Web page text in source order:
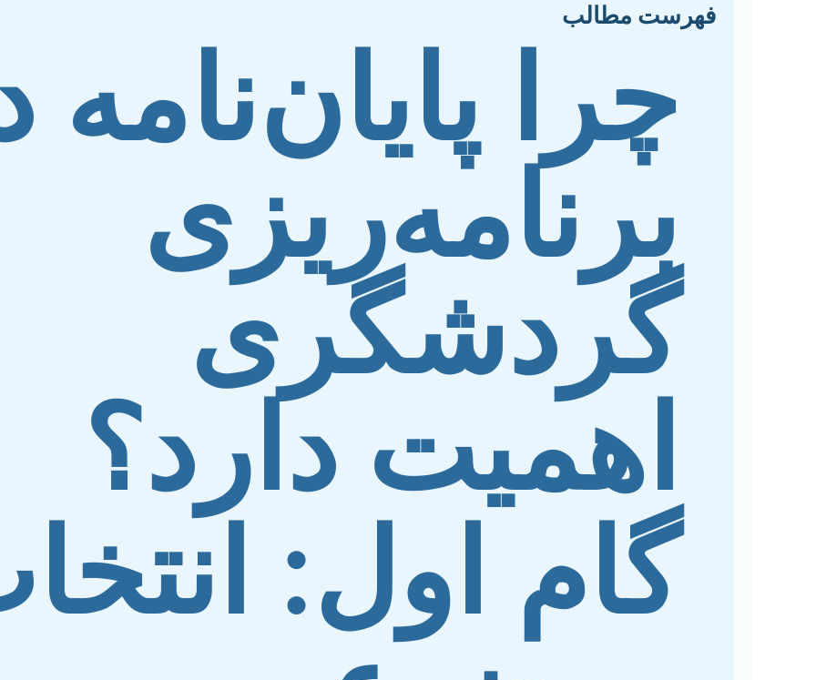
فهرست مطالب
چرا پایان‌نامه
برنامه‌ریزی
گردشگری
اهمیت دارد؟
گام اول: